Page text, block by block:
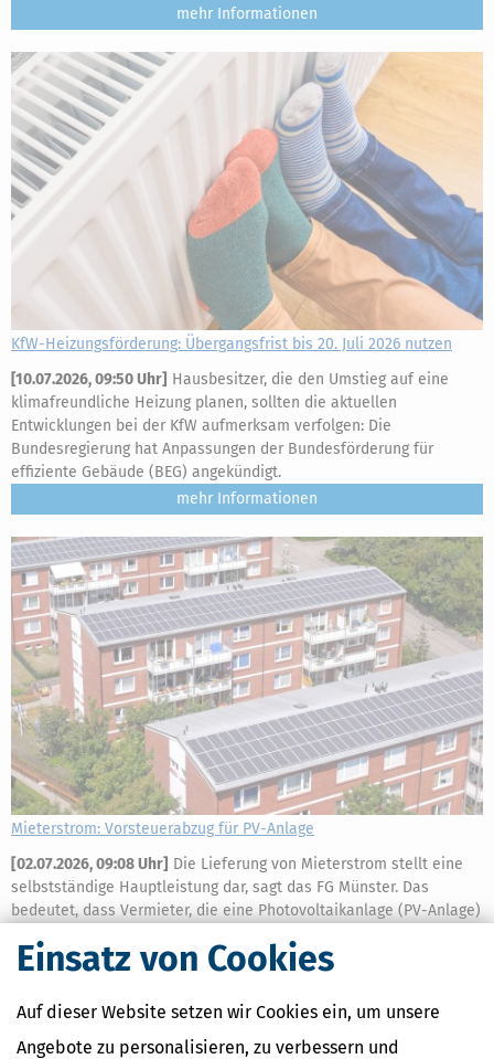
Einsatz von Cookies
Auf dieser Website setzen wir Cookies ein, um unsere
Angebote zu personalisieren, zu verbessern und
mehr
KfW-Heizungsförderung: Übergangsfrist bis 20. Juli 2026 nutzen
[10.07.2026, 09:50 Uhr] Hausbesitzer, die den Umstieg auf eine
klimafreundliche Heizung planen, sollten die aktuellen
Entwicklungen bei der KfW aufmerksam verfolgen: Die
Bundesregierung hat Anpassungen der Bundesförderung für
effiziente Gebäude (BEG) angekündigt.
mehr
Mieterstrom: Vorsteuerabzug für PV-Anlage
[02.07.2026, 09:08 Uhr] Die Lieferung von Mieterstrom stellt eine
selbstständige Hauptleistung dar, sagt das FG Münster. Das
bedeutet, dass Vermieter, die eine Photovoltaikanlage (PV-Anlage)
mehr